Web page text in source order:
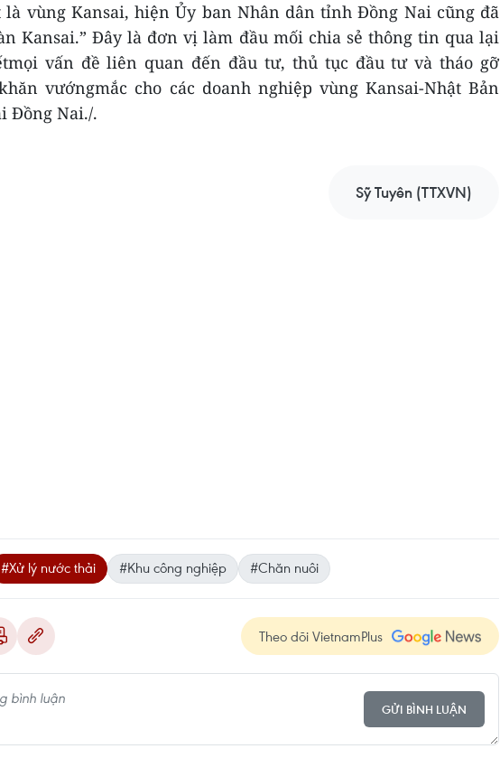
là vùng Kansai, hiện Ủy ban Nhân dân tỉnh Đồng Nai cũng đã
Kansai.” Đây là đơn vị làm đầu mối chia sẻ thông tin qua lại
vấn đề liên quan đến đầu tư, thủ tục đầu tư và tháo gỡ
vướngmắc cho các doanh nghiệp vùng Kansai-Nhật Bản
Đồng Nai./.
Sỹ Tuyên (TTXVN)
#Xử lý nước thải #Khu công nghiệp #Chăn nuôi
Theo dõi VietnamPlus
GỬI BÌNH LUẬN